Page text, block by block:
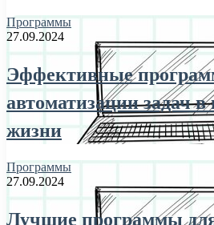
Программы
27.09.2024
Эффективные
автоматизации задач в
жизни
Программы
27.09.2024
Лучшие программы